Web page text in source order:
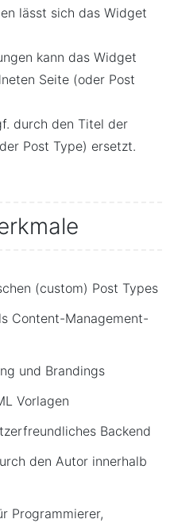
lässt sich das Widget
kann das Widget
Seite (oder Post
durch den Titel der
Post Type) ersetzt.
(custom) Post Types
Content-Management-
und Brandings
Vorlagen
Backend
den Autor innerhalb
Programmierer,